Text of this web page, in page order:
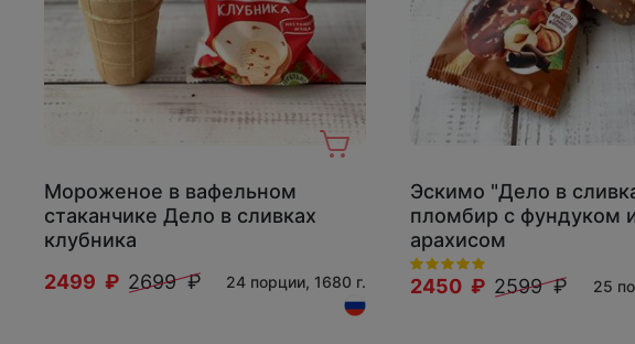
Мороженое в вафельном
стаканчике Дело в сливках
клубника
2499 ₽ 2699 ₽ 24 порции, 1680 г.
Эскимо "Дело в
пломбир с фундуком
арахисом
2450 ₽ 2599 ₽ 25